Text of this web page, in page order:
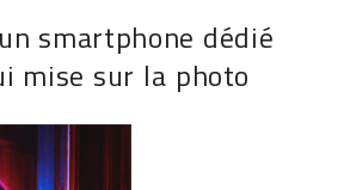
smartphone dédié
mise sur la photo